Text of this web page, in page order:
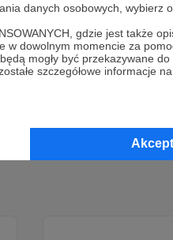
danych osobowych, wybierz
gdzie jest także
dowolnym momencie za
mogły być przekazywane
szczegółowe informacje
Martin Lechowiczjuż
Patronem